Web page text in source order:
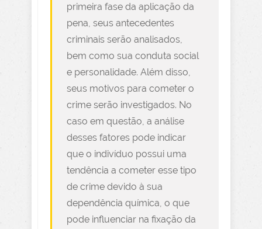
primeira fase da aplicação da
pena, seus antecedentes
criminais serão analisados,
bem como sua conduta social
e personalidade. Além disso,
seus motivos para cometer o
crime serão investigados. No
caso em questão, a análise
desses fatores pode indicar
que o indivíduo possui uma
tendência a cometer esse tipo
de crime devido à sua
dependência química, o que
pode influenciar na fixação da